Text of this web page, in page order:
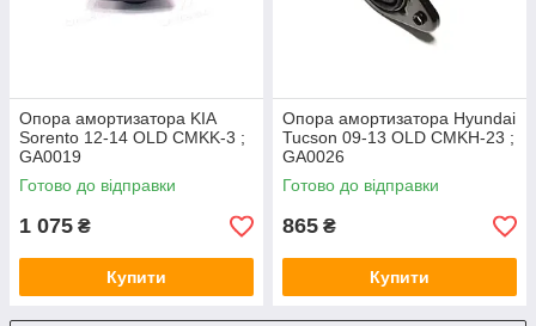
Опора амортизатора KIA
Sorento 12-14 OLD CMKK-3 ;
GA0019
Готово до відправки
1 075 ₴
Купити
Опора амортизатора Hyundai
Tucson 09-13 OLD CMKH-23 ;
GA0026
Готово до відправки
865 ₴
Купити